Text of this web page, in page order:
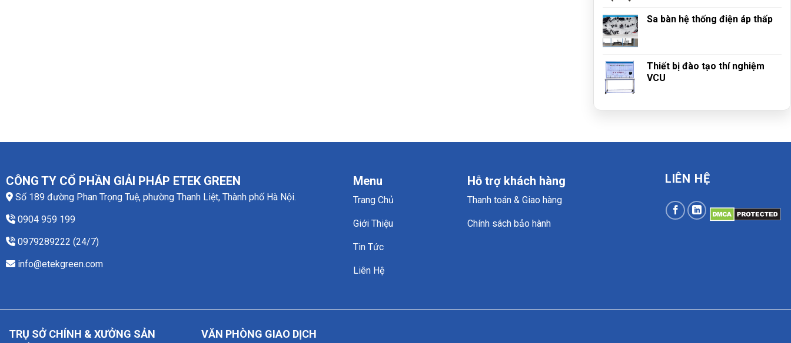
Sa bàn hệ thống điện áp thấp
Thiết bị đào tạo thí nghiệm
VCU
CÔNG TY CỔ PHẦN GIẢI PHÁP ETEK GREEN
Số 189 đường Phan Trọng Tuệ, phường Thanh Liệt, Thành phố Hà Nội.
0904 959 199
0979289222 (24/7)
info@etekgreen.com
Menu
Trang Chủ
Giới Thiệu
Tin Tức
Liên Hệ
Hỗ trợ khách hàng
Thanh toán & Giao hàng
Chính sách bảo hành
LIÊN HỆ
TRỤ SỞ CHÍNH & XƯỞNG SẢN
VĂN PHÒNG GIAO DỊCH